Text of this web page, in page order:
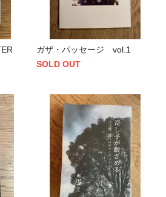
ガザ・パッセージ vol.1
SOLD OUT